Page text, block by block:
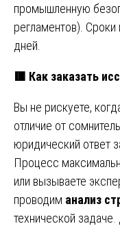
промышленную
регламентов).
дней.
🟥 Как заказать
Вы не рискуете,
отличие от
юридический ответ
Процесс
или вызываете
проводим анализ
технической